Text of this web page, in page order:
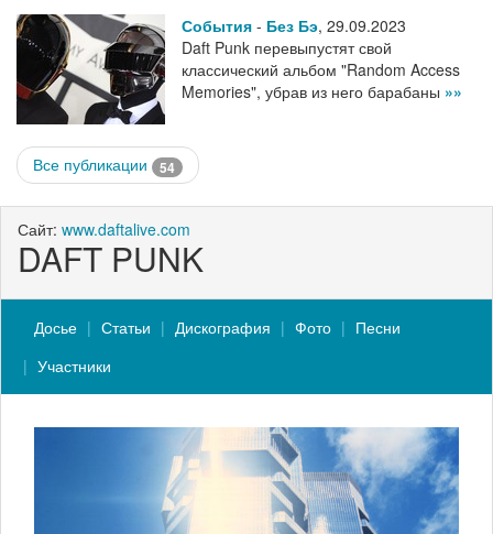
События - Без Бэ, 29.09.2023
Daft Punk перевыпустят свой
классический альбом "Random Access
Memories", убрав из него барабаны »»
Все публикации 54
Сайт: www.daftalive.com
DAFT PUNK
Досье Статьи Дискография Фото
Песни
Участники